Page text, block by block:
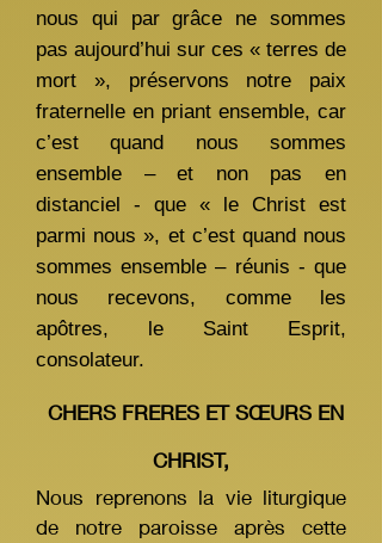
nous qui par grâce ne sommes
pas aujourd’hui sur ces « terres de
mort », préservons notre paix
fraternelle en priant ensemble, car
c’est quand nous sommes
ensemble – et non pas en
distanciel - que « le Christ est
parmi nous », et c’est quand nous
sommes ensemble – réunis - que
nous recevons, comme les
apôtres, le Saint Esprit,
consolateur.
CHERS FRERES ET SŒURS EN
CHRIST,
Nous reprenons la vie liturgique
de notre paroisse après cette